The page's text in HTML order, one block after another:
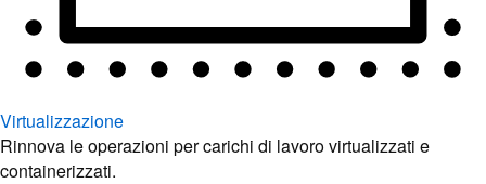
Virtualizzazione
Rinnova le operazioni per carichi di lavoro virtualizzati e
containerizzati.